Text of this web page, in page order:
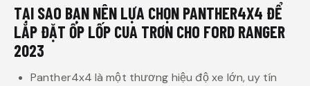
TẠI SAO BẠN NÊN LỰA CHỌN PANTHER4X4 ĐỂ
LẮP ĐẶT ỐP LỐP CUA TRƠN CHO FORD RANGER
2023
Panther4x4 là một thương hiệu độ xe lớn, uy tín